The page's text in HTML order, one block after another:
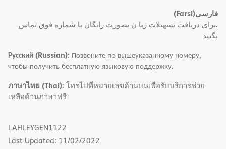
فارسی(Farsi)
.برای دریافت تسهیلات زبا ن بصورت رایگان با شماره فوق تماس
بگیید
Русский (Russian): Позвоните по вышеуказанному номеру,
чтобы получить бесплатную языковую поддержку.
ภาษาไทย (Thai): โทรไปที่หมายเลขด้านบนเพื่อรับบริการช่วย
เหลือด้านภาษาฟรี
LAHLEYGEN1122
Last Updated: 11/02/2022